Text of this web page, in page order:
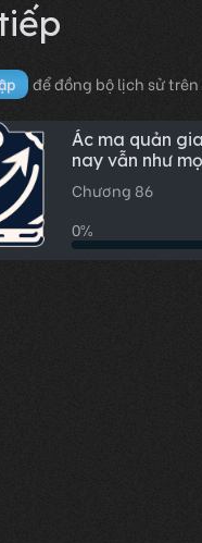
để đồng bộ lịch sử
Ác ma quản
nay vẫn như
hết lòng phục vụ.
Chương 86
0%